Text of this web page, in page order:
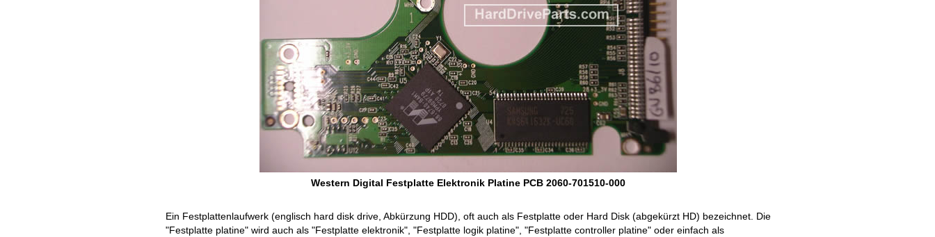
Western Digital Festplatte Elektronik Platine PCB 2060-701510-000
Ein Festplattenlaufwerk (englisch hard disk drive, Abkürzung HDD), oft auch als Festplatte oder Hard Disk (abgekürzt HD) bezeichnet. Die
"Festplatte platine" wird auch als "Festplatte elektronik", "Festplatte logik platine", "Festplatte controller platine" oder einfach als